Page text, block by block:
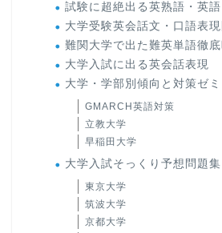
試験に超絶出る英熟語・英
大学受験英会話文・口語表
難関大学で出た難英単語徹底
大学入試に出る英会話表現
大学・学部別傾向と対策ゼミ
GMARCH英語対策
立教大学
早稲田大学
大学入試そっくり予想問題集
東京大学
筑波大学
京都大学